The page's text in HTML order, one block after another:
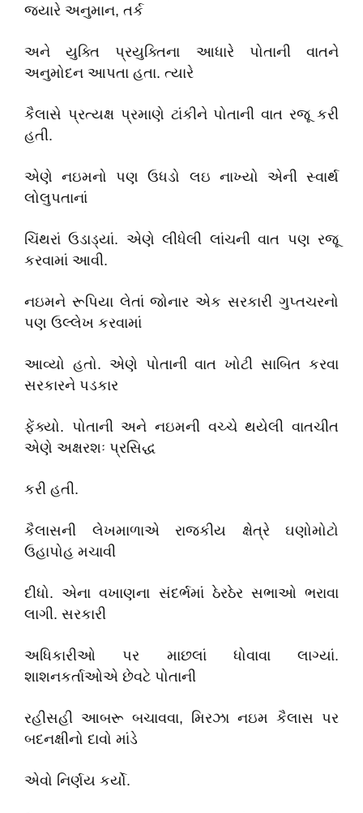
જ્યારે અનુમાન, તર્ક
અને યુક્તિ પ્રયુક્તિના આધારે પોતાની વાતને
અનુમોદન આપતા હતા. ત્યારે
કૈલાસે પ્રત્યક્ષ પ્રમાણે ટાંકીને પોતાની વાત રજૂ કરી
હતી.
એણે નઇમનો પણ ઉધડો લઇ નાખ્યો એની સ્વાર્થ
લોલુપતાનાં
ચિંથરાં ઉડાડ્યાં. એણે લીધેલી લાંચની વાત પણ રજૂ
કરવામાં આવી.
નઇમને રૂપિયા લેતાં જોનાર એક સરકારી ગુપ્તચરનો
પણ ઉલ્લેખ કરવામાં
આવ્યો હતો. એણે પોતાની વાત ખોટી સાબિત કરવા
સરકારને પડકાર
ફેંક્યો. પોતાની અને નઇમની વચ્ચે થયેલી વાતચીત
એણે અક્ષરશઃ પ્રસિદ્ધ
કરી હતી.
કૈલાસની લેખમાળાએ રાજકીય ક્ષેત્રે ઘણોમોટો
ઉહાપોહ મચાવી
દીધો. એના વખાણના સંદર્ભમાં ઠેરઠેર સભાઓ ભરાવા
લાગી. સરકારી
અધિકારીઓ પર માછલાં ધોવાવા લાગ્યાં.
શાશનકર્તાઓએ છેવટે પોતાની
રહીસહી આબરૂ બચાવવા, મિરઝા નઇમ કૈલાસ પર
બદનક્ષીનો દાવો માંડે
એવો નિર્ણય કર્યો.